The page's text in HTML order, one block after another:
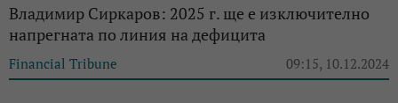
Владимир Сиркаров: 2025 г. ще е изключително
напрегната по линия на дефицита
Financial Tribune 09:15, 10.12.2024